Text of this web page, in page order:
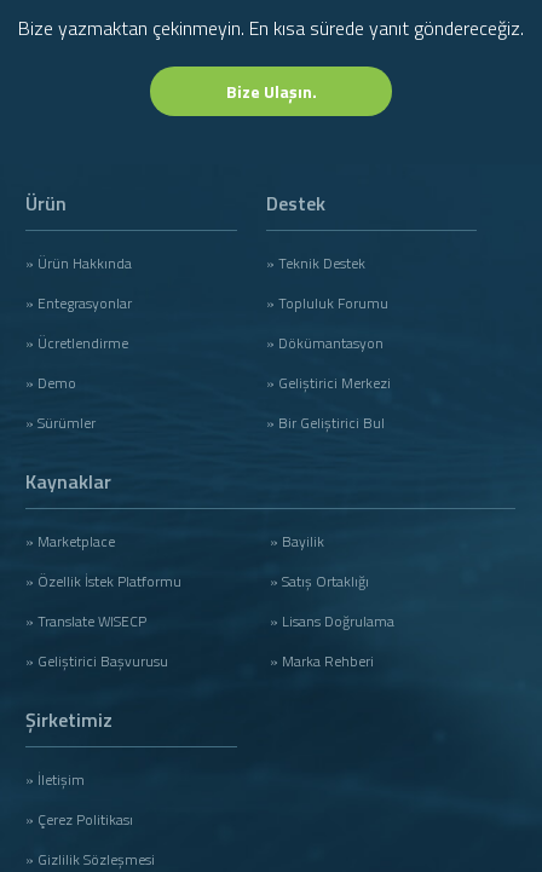
Bize yazmaktan çekinmeyin. En kısa sürede yanıt göndereceğiz.
Bize Ulaşın.
Ürün
» Ürün Hakkında
» Entegrasyonlar
» Ücretlendirme
» Demo
» Sürümler
Destek
» Teknik Destek
» Topluluk Forumu
» Dökümantasyon
» Geliştirici Merkezi
» Bir Geliştirici Bul
Kaynaklar
» Marketplace
» Özellik İstek Platformu
» Translate WISECP
» Geliştirici Başvurusu
» Bayilik
» Satış Ortaklığı
» Lisans Doğrulama
» Marka Rehberi
Şirketimiz
» İletişim
» Çerez Politikası
» Gizlilik Sözleşmesi